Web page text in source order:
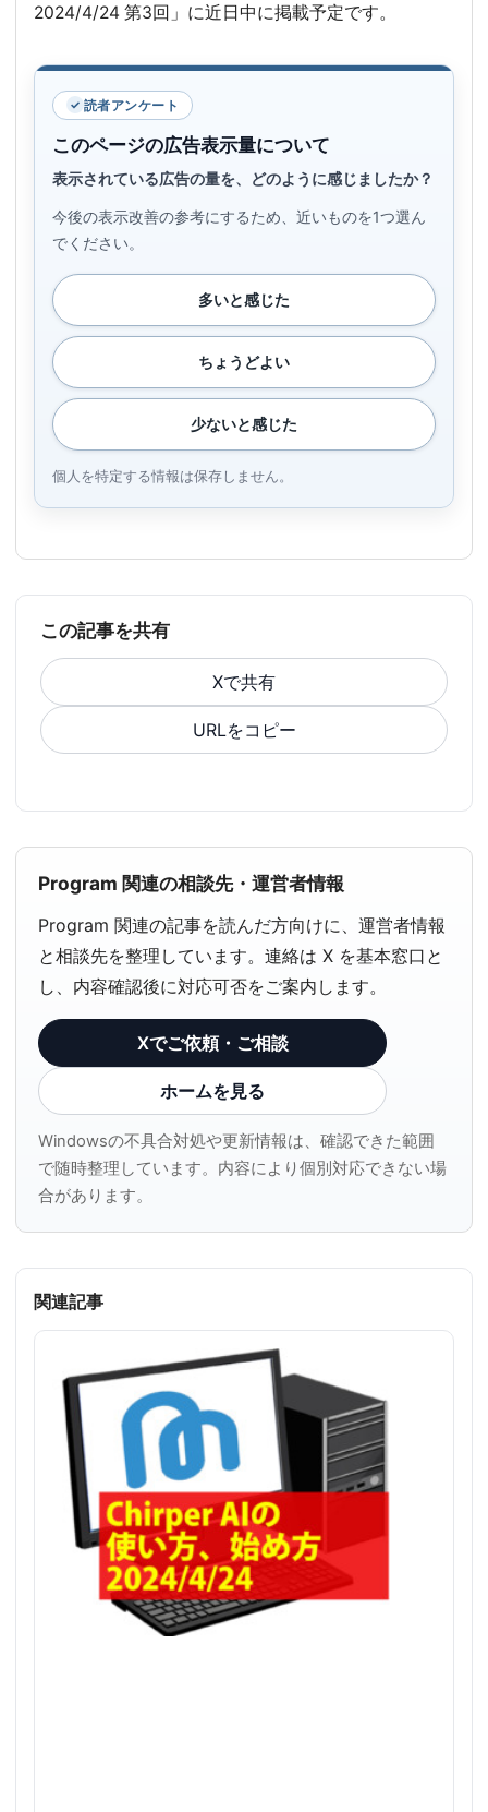
2024/4/24 第3回」に近日中に掲載予定です。
読者アンケート
このページの広告表示量について
表示されている広告の量を、どのように感じましたか？
今後の表示改善の参考にするため、近いものを1つ選ん
でください。
多いと感じた
ちょうどよい
少ないと感じた
個人を特定する情報は保存しません。
この記事を共有
Xで共有
URLをコピー
Program 関連の相談先・運営者情報
Program 関連の記事を読んだ方向けに、運営者情報
と相談先を整理しています。連絡は X を基本窓口と
し、内容確認後に対応可否をご案内します。
Xでご依頼・ご相談
ホームを見る
Windowsの不具合対処や更新情報は、確認できた範囲
で随時整理しています。内容により個別対応できない場
合があります。
関連記事